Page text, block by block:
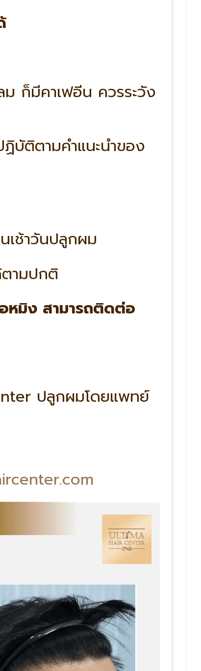
ก็มีคาเฟอีน ควรระวัง
บัติตามคำแนะนำของ
เช้าวันปลูกผม
ามปกติ
หมิง สามารถติดต่อ
ปลูกผมโดยแพทย์